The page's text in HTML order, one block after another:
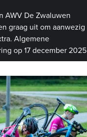
AWV De Zwaluwen
graag uit om aanwezig
Algemene
op 17 december 2025